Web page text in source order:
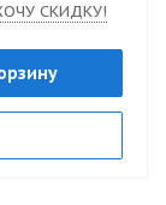
СКИДКУ!